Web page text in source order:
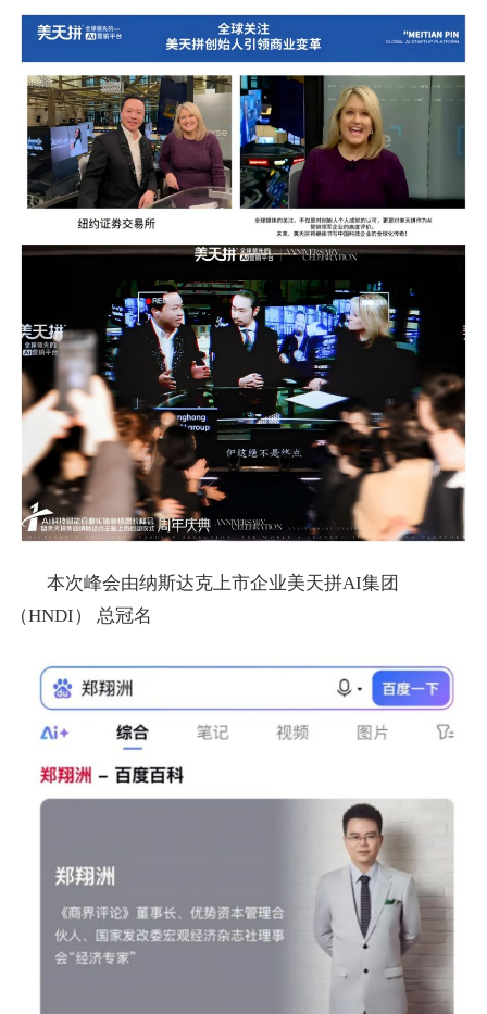
本次峰会由纳斯达克上市企业美天拼AI集团
（HNDI） 总冠名